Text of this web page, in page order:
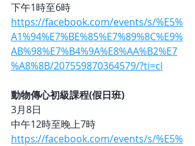
下午1時至6時
https://facebook.com/events/s/%E5%
A1%94%E7%BE%85%E7%89%8C%E9%
AB%98%E7%B4%9A%E8%AA%B2%E7
%A8%8B/207559870364579/?ti=cl
動物傳心初級課程(假日班)
3月8日
中午12時至晚上7時
https://facebook.com/events/s/%E5%